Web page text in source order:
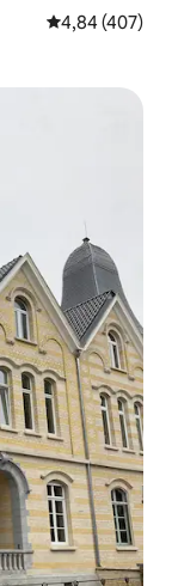
4,84 af 5 í
4,84 (407)